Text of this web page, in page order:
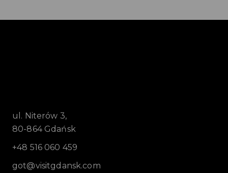
ul. Niterów 3,
80-864 Gdańsk
+48 516 060 459
got@visitgdansk.com